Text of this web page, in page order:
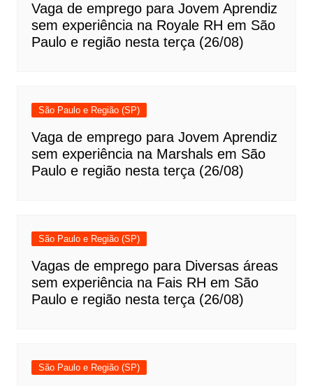
Vaga de emprego para Jovem Aprendiz
sem experiência na Royale RH em São
Paulo e região nesta terça (26/08)
São Paulo e Região (SP)
Vaga de emprego para Jovem Aprendiz
sem experiência na Marshals em São
Paulo e região nesta terça (26/08)
São Paulo e Região (SP)
Vagas de emprego para Diversas áreas
sem experiência na Fais RH em São
Paulo e região nesta terça (26/08)
São Paulo e Região (SP)